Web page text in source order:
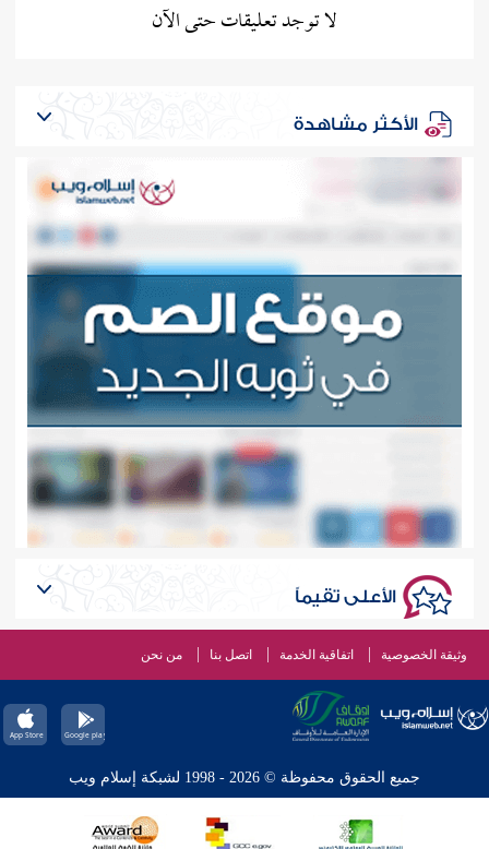
لا توجد تعليقات حتى الآن
الأكثر مشاهدة
الأعلى تقيماً
وثيقة الخصوصية اتفاقية الخدمة اتصل بنا من نحن
جميع الحقوق محفوظة © 2026 - 1998 لشبكة إسلام ويب